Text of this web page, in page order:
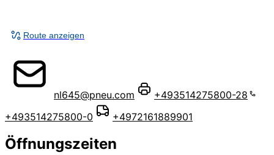
Route anzeigen
nl645@pneu.com
+493514275800-28
+493514275800-0
+4972161889901
Öffnungszeiten